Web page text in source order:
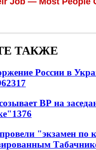
ТАКЖЕ
России в
62317
ВР на
1376
"экзамен по